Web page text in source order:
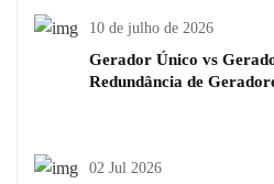
10 de julho de 2026
Gerador Único vs
Redundância de
02 Jul 2026